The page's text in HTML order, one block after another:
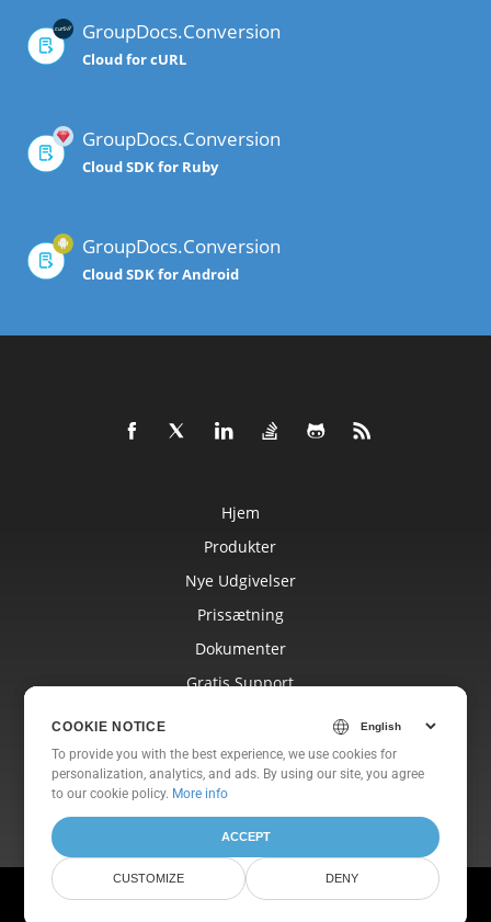
GroupDocs.Conversion
Cloud for cURL
GroupDocs.Conversion
Cloud SDK for Ruby
GroupDocs.Conversion
Cloud SDK for Android
COOKIE NOTICE
To provide you with the best experience, we use cookies for
personalization, analytics, and ads. By using our site, you agree
toour cookie policy.
ACCEPT
CUSTOMIZE DENY
Hjem
Produkter
Nye Udgivelser
Prissætning
Dokumenter
Gratis Support
Hjemmesider
Om
© Aspose Pty Ltd 2001-2026. All Rights Reserved.
COOKIE NOTICE
To provide you with the best experience, we use cookies for
personalization, analytics, and ads. By using our site, you agree
to our cookie policy. More info
ACCEPT
CUSTOMIZE DENY